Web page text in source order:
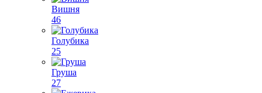
Вишня
46
Голубика
25
Груша
27